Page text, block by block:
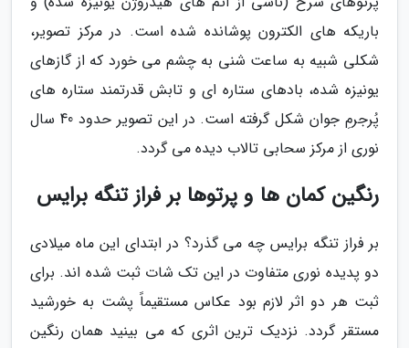
باریکه های الکترون پوشانده شده است. در مرکز تصویر،
شکلی شبیه به ساعت شنی به چشم می خورد که از گازهای
یونیزه شده، بادهای ستاره ای و تابش قدرتمند ستاره های
پُرجرمِ جوان شکل گرفته است. در این تصویر حدود 40 سال
نوری از مرکز سحابی تالاب دیده می گردد.
رنگین کمان ها و پرتوها بر فراز تنگه برایس
بر فراز تنگه برایس چه می گذرد؟ در ابتدای این ماه میلادی
دو پدیده نوری متفاوت در این تک شات ثبت شده اند. برای
ثبت هر دو اثر لازم بود عکاس مستقیماً پشت به خورشید
مستقر گردد. نزدیک ترین اثری که می بینید همان رنگین